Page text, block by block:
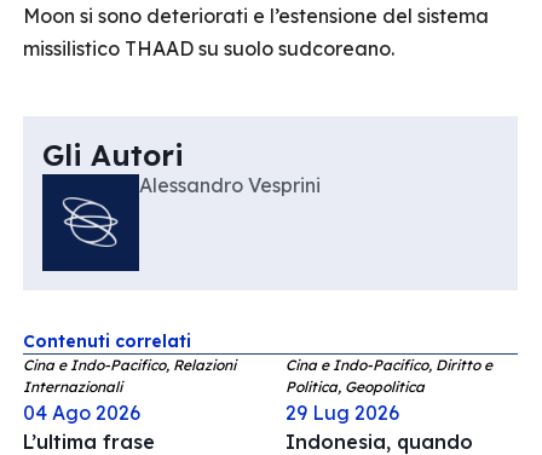
Moon si sono deteriorati e l’estensione del sistema
missilistico THAAD su suolo sudcoreano.
Gli Autori
Alessandro Vesprini
Contenuti correlati
Cina e Indo-Pacifico, Relazioni
Internazionali
04 Ago 2026
L’ultima frase
Cina e Indo-Pacifico, Diritto e
Politica, Geopolitica
29 Lug 2026
Indonesia, quando